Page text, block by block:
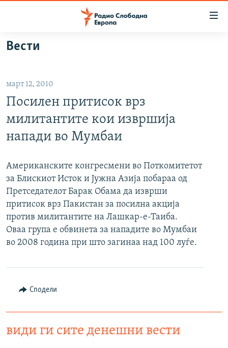
Оди
на
главната
навигација
на
ВИЗУЕЛНО
ПРИЈАВИ СЕ ЗА ЊУЗЛЕТЕР
ПОДКАСТ ЗОШТО?
СЛЕДЕТЕ НЕ
РСЕ веб страници
Вести
март 12, 2010
Посилен притисок врз
милитантите кои извршија
напади во Мумбаи
Американските конгресмени во Поткомитетот
за Блискиот Исток и Јужна Азија побараа од
Претседателот Барак Обама да изврши
притисок врз Пакистан за посилна акција
против милитантите на Лашкар-е-Таиба.
Оваа група е обвинета за нападите во Мумбаи
во 2008 година при што загинаа над 100 луѓе.
Сподели
види ги сите денешни вести